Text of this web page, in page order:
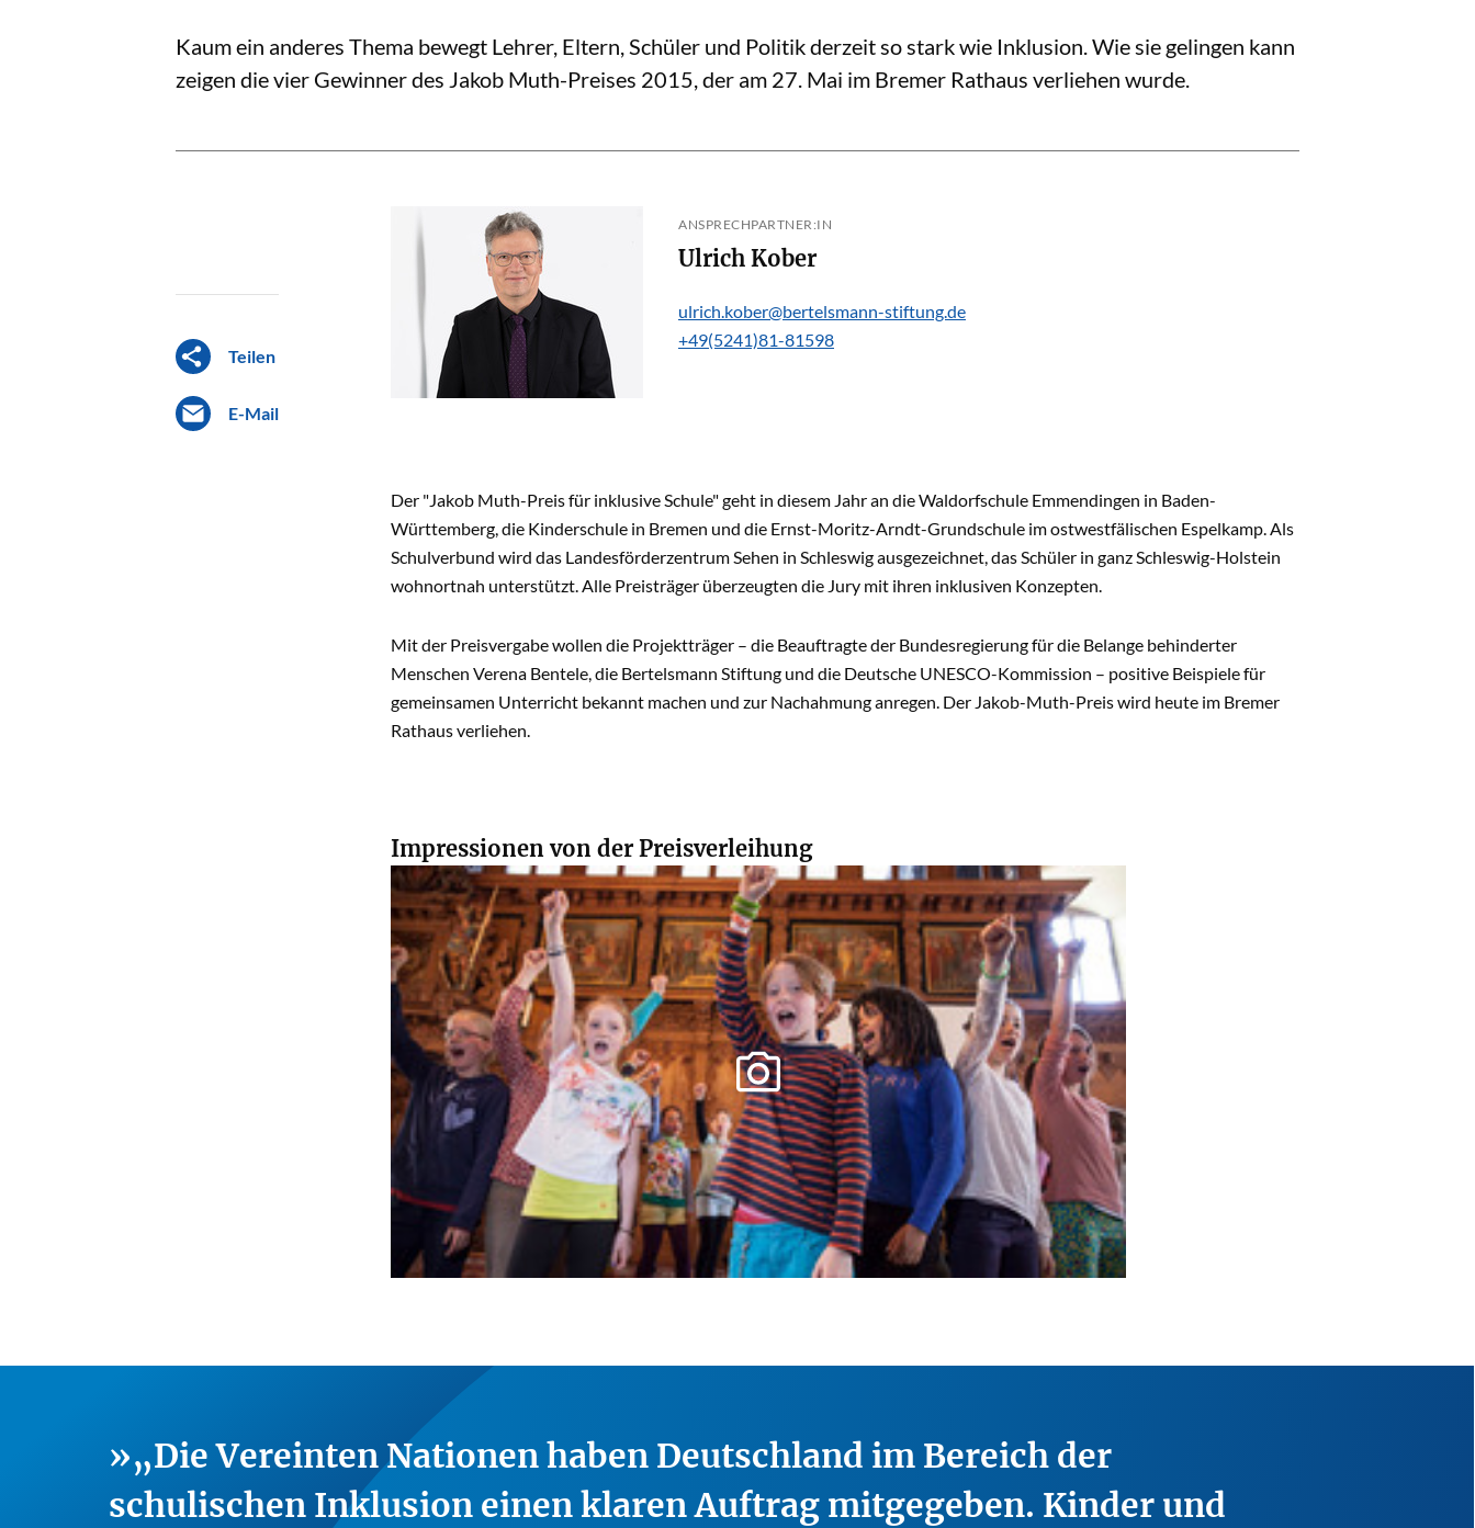
Kaum ein anderes Thema bewegt Lehrer, Eltern, Schüler und Politik derzeit so stark wie Inklusion. Wie sie gelingen kann
zeigen die vier Gewinner des Jakob Muth-Preises 2015, der am 27. Mai im Bremer Rathaus verliehen wurde.
Teilen
E-Mail
ANSPRECHPARTNER:IN
Ulrich Kober
ulrich.kober@bertelsmann-stiftung.de
+49(5241)81-81598
Der "Jakob Muth-Preis für inklusive Schule" geht in diesem Jahr an die Waldorfschule Emmendingen in Baden-
Württemberg, die Kinderschule in Bremen und die Ernst-Moritz-Arndt-Grundschule im ostwestfälischen Espelkamp. Als
Schulverbund wird das Landesförderzentrum Sehen in Schleswig ausgezeichnet, das Schüler in ganz Schleswig-Holstein
wohnortnah unterstützt. Alle Preisträger überzeugten die Jury mit ihren inklusiven Konzepten.
Mit der Preisvergabe wollen die Projektträger – die Beauftragte der Bundesregierung für die Belange behinderter
Menschen Verena Bentele, die Bertelsmann Stiftung und die Deutsche UNESCO-Kommission – positive Beispiele für
gemeinsamen Unterricht bekannt machen und zur Nachahmung anregen. Der Jakob-Muth-Preis wird heute im Bremer
Rathaus verliehen.
Impressionen von der Preisverleihung
„Die Vereinten Nationen haben Deutschland im Bereich der
schulischen Inklusion einen klaren Auftrag mitgegeben. Kinder und